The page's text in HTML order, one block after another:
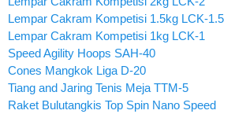
Lempar Cakram Kompetisi 1.5kg LCK-1.5
Lempar Cakram Kompetisi 1kg LCK-1
Speed Agility Hoops SAH-40
Cones Mangkok Liga D-20
Tiang and Jaring Tenis Meja TTM-5
Raket Bulutangkis Top Spin Nano Speed